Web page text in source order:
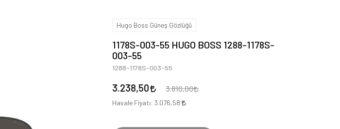
Hugo Boss Güneş Gözlüğü
1178S-003-55 HUGO BOSS 1288-1178S-
003-55
1288-1178S-003-55
3.238,50 3.810,00
Havale Fiyatı:3.076,58